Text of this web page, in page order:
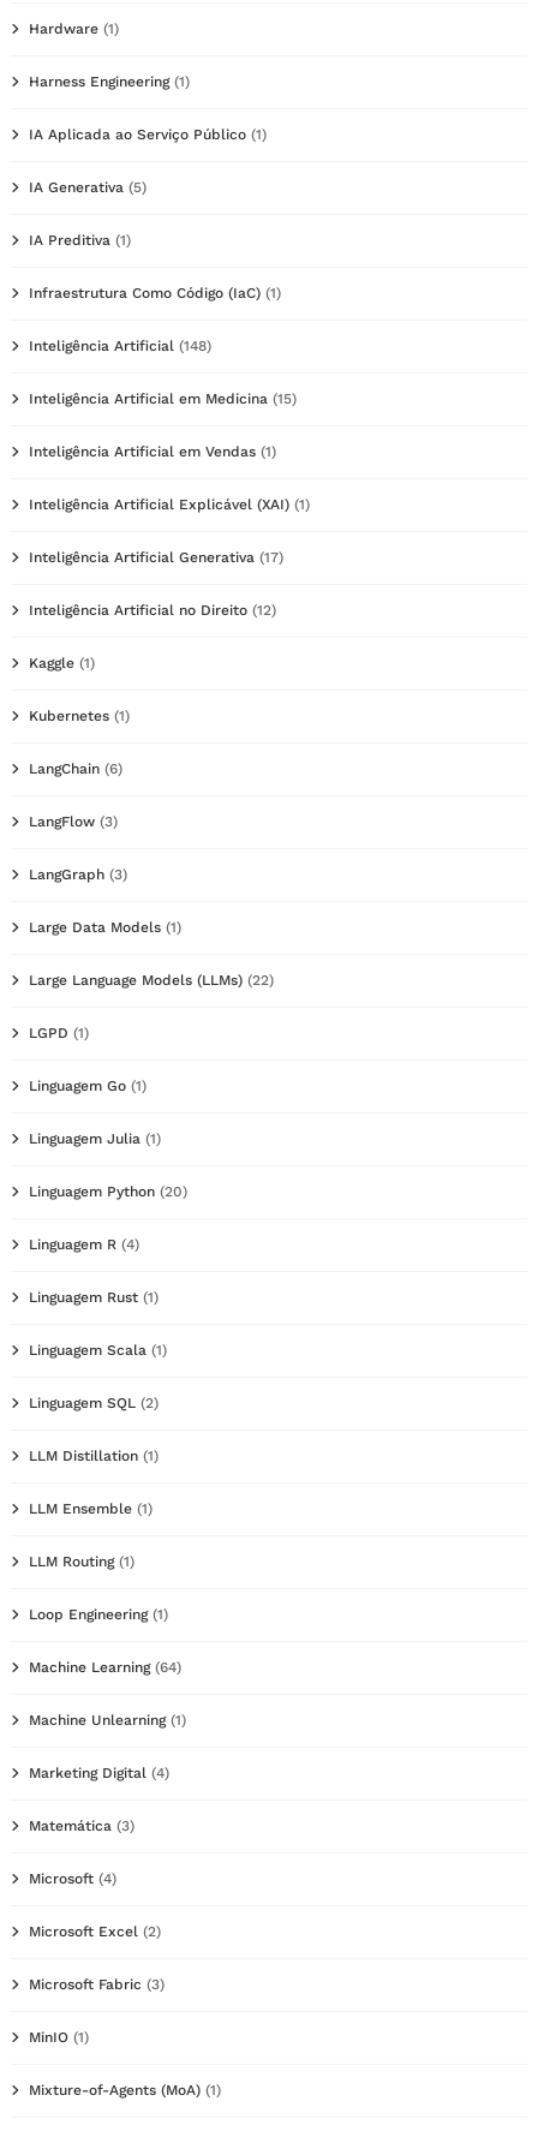
Hardware (1)
Harness Engineering(1)
IA Aplicada ao Serviço Público (1)
IA Generativa (5)
IA Preditiva (1)
Infraestrutura Como Código (IaC) (1)
Inteligência Artificial (148)
Inteligência Artificial em Medicina (15)
Inteligência Artificial em Vendas (1)
Inteligência Artificial Explicável (XAI) (1)
Inteligência Artificial Generativa (17)
Inteligência Artificial no Direito (12)
Kaggle (1)
Kubernetes (1)
LangChain (6)
LangFlow (3)
LangGraph (3)
Large Data Models (1)
Large Language Models (LLMs) (22)
LGPD (1)
Linguagem Go (1)
Linguagem Julia (1)
Linguagem Python (20)
Linguagem R (4)
Linguagem Rust (1)
Linguagem Scala (1)
Linguagem SQL (2)
LLM Distillation (1)
LLM Ensemble (1)
LLM Routing(1)
Loop Engineering(1)
Machine Learning(64)
Machine Unlearning(1)
Marketing Digital (4)
Matemática (3)
Microsoft (4)
Microsoft Excel (2)
Microsoft Fabric (3)
MinIO (1)
Mixture-of-Agents (MoA) (1)